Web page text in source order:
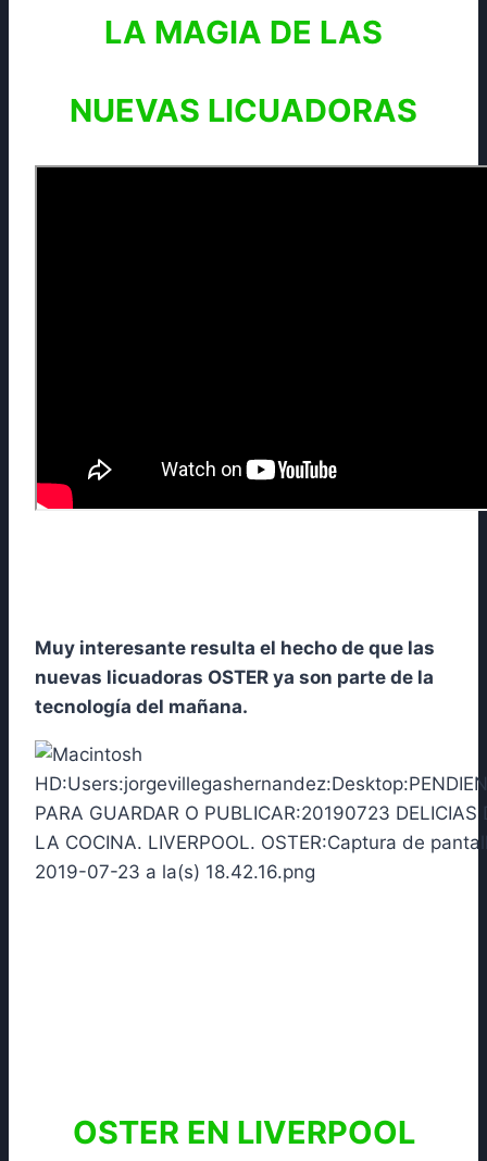
LA MAGIA DE LAS
NUEVAS LICUADORAS
Muy interesante resulta el hecho de que las
nuevas licuadoras OSTER ya son parte de la
tecnología del mañana.
OSTER EN LIVERPOOL